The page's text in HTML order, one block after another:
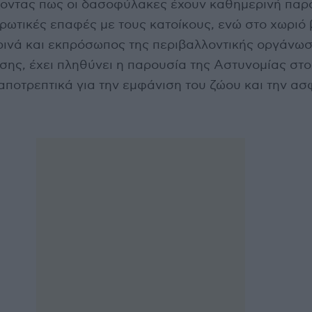
πως οι δασοφύλακες έχουν καθημερινή
επαφές με τους κατοίκους, ενώ στο χωριό
και εκπρόσωπος της περιβαλλοντικής
έχει πληθύνει η παρουσία της Αστυνομίας
για την εμφάνιση του ζώου και την